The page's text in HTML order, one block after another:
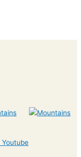
Youtube